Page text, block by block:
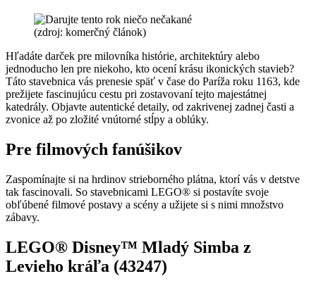
(zdroj: komerčný článok)
Hľadáte darček pre milovníka histórie, architektúry alebo
jednoducho len pre niekoho, kto ocení krásu ikonických stavieb?
Táto stavebnica vás prenesie späť v čase do Paríža roku 1163, kde
prežijete fascinujúcu cestu pri zostavovaní tejto majestátnej
katedrály. Objavte autentické detaily, od zakrivenej zadnej časti a
zvonice až po zložité vnútorné stĺpy a oblúky.
Pre filmových fanúšikov
Zaspomínajte si na hrdinov strieborného plátna, ktorí vás v detstve
tak fascinovali. So stavebnicami LEGO® si postavíte svoje
obľúbené filmové postavy a scény a užijete si s nimi množstvo
zábavy.
LEGO® Disney™ Mladý Simba z
Levieho kráľa (43247)